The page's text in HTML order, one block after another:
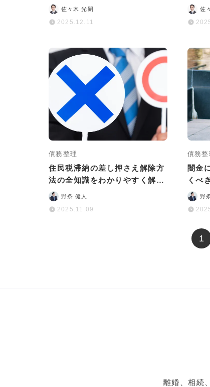
かりやすく解説
佐々木 光嗣
2025.12.11
た方
佐
債務整理
住民税滞納の差し押さえ解除方
法の全知識をわかりやすく解説
｜相談先も紹介
野条 健人
2025.11.09
債務整
闇金
くべ
返せ野
1
離婚、相続